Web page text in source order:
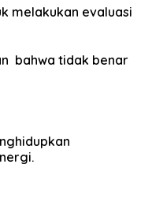
melakukan evaluasi
bahwa tidak benar